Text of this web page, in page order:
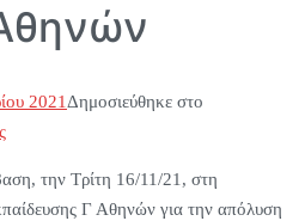
2021Δημοσιεύθηκε στο
την Τρίτη 16/11/21, στη
Γ Αθηνών για την απόλυση